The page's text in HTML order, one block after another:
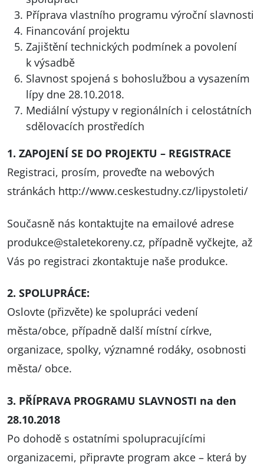
Příprava vlastního programu výroční slavnosti
Financování projektu
Zajištění technických podmínek a povolení
k výsadbě
Slavnost spojená s bohoslužbou a vysazením
lípy dne 28.10.2018.
Mediální výstupy v regionálních i celostátních
sdělovacích prostředích
1. ZAPOJENÍ SE DO PROJEKTU – REGISTRACE
Registraci, prosím, proveďte na webových
stránkách http://www.ceskestudny.cz/lipystoleti/
Současně nás kontaktujte na emailové adrese
produkce@staletekoreny.cz, případně vyčkejte, až
Vás po registraci zkontaktuje naše produkce.
2. SPOLUPRÁCE:
Oslovte (přizvěte) ke spolupráci vedení
města/obce, případně další místní církve,
organizace, spolky, významné rodáky, osobnosti
města/ obce.
3. PŘÍPRAVA PROGRAMU SLAVNOSTI na den
28.10.2018
Po dohodě s ostatními spolupracujícími
organizacemi, připravte program akce – která by